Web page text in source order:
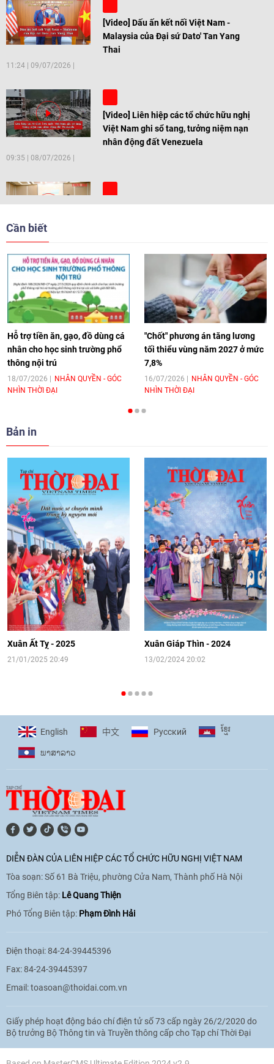
[Video] Dấu ấn kết nối Việt Nam -
Malaysia của Đại sứ Dato' Tan Yang
Thai
11:24 09/07/2026
[Video] Liên hiệp các tổ chức hữu nghị
Việt Nam ghi sổ tang, tưởng niệm nạn
nhân động đất Venezuela
09:35 08/07/2026
[Video] Trẻ em Đông Á cùng kiến tạo
[Video] Âm nhạc flamenco gắn kết văn
hoá Việt Nam - Tây Ban Nha
11:10 17/06/2026
[Video] Trao tặng Kỷ niệm chương "Vì
hòa bình, hữu nghị giữa các dân tộc"
cho Đại sứ Hungary tại Việt Nam
[Video] Nhân dân Việt Nam luôn trân
trọng tình cảm của nước Nga
08:02 | 13/06/2026
Video: Cơ hội giao lưu quốc tế cho học
sinh Việt Nam tại trại hè Artek
14:41|12/06/2026
[Video] Đối ngoại nhân dân Thủ đô
hướng tới kết nối hiệu quả nguồn lực
người Việt Nam ở nước ngoài
16:58|10/06/2026
phó với biến đổi khí hậu
17:07|09/06/2026
[Video] Lào dành ưu tiên hàng đầu cho
quan hệ với Việt Nam
11:01 |09/06/2026
[Video] Doanh nghiệp Hoa Kỳ hỗ trợ
Việt Nam xác định danh tính người mất
Cần biết
Hỗ trợ tiền ăn, gạo, đồ dùng cá
nhân cho học sinh trường phổ
thông nội trú
18/07/2026
NHÂN QUYỀN - GÓC
NHÌN THỜI ĐẠI
"Chốt" phương án tăng lương
tối thiểu vùng năm 2027 ở mức
7,8%
16/07/2026
NHÂN QUYỀN - GÓC
NHÌN THỜI ĐẠI
Bản in
Xuân Ất Tỵ - 2025
21/01/2025 20:49
Xuân Giáp Thìn - 2024
13/02/2024 20:02
English 中文 Pусский ខ្មែរ
ພາ​ສາ​ລາວ
DIỄN ĐÀN CỦA LIÊN HIỆP CÁC TỔ CHỨC HỮU NGHỊ VIỆT NAM
Tòa soạn: Số 61 Bà Triệu, phường Cửa Nam, Thành phố Hà Nội
Tổng Biên tập: Lê Quang Thiện
Phó Tổng Biên tập: Phạm Đình Hải
Điện thoại: 84-24-39445396
Fax: 84-24-39445397
Email:toasoan@thoidai.com.vn
Giấy phép hoạt động báo chí điện tử số 73 cấp ngày 26/2/2020 do
Bộ trưởng Bộ Thông tin và Truyền thông cấp cho Tạp chí Thời Đại